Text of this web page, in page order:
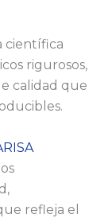
científica
rigurosos,
calidad que
refleja el